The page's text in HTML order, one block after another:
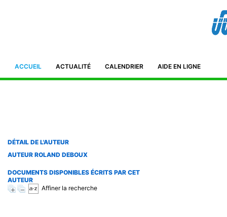
DÉTAIL DE L'AUTEUR
AUTEUR ROLAND DEBOUX
DOCUMENTS DISPONIBLES ÉCRITS PAR CET
AUTEUR
Affiner la recherche
ACCUEIL ACTUALITÉ CALENDRIER AIDE EN LIGNE